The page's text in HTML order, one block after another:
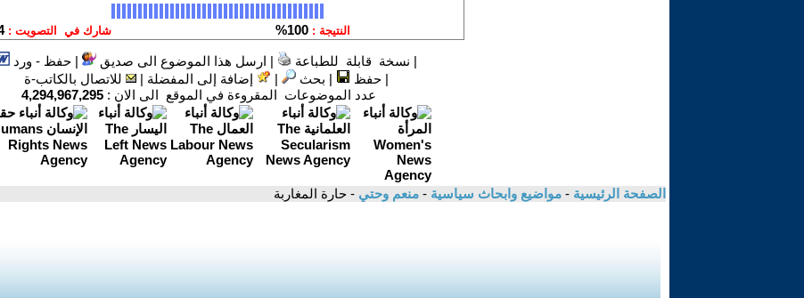
| نسخة قابلة للطباعة | ارسل هذا الموضوع الى صديق |حفظ - ورد
|حفظ | بحث | إضافة إلى المفضلة |
للاتصال بالكاتب-ة
عدد الموضوعات المقروءة في الموقع الى الان : 4,294,967,295
الصفحة الرئيسية - مواضيع وابحاث سياسية - منعم وحتي - حارة المغاربة